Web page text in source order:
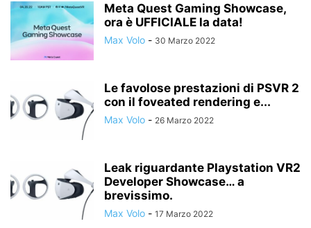
Meta Quest Gaming Showcase,
ora è UFFICIALE la data!
Max Volo - 30 Marzo 2022
Le favolose prestazioni di PSVR 2
con il foveated rendering e...
Max Volo - 26 Marzo 2022
Leak riguardante Playstation VR2
Developer Showcase… a
brevissimo.
Max Volo - 17 Marzo 2022